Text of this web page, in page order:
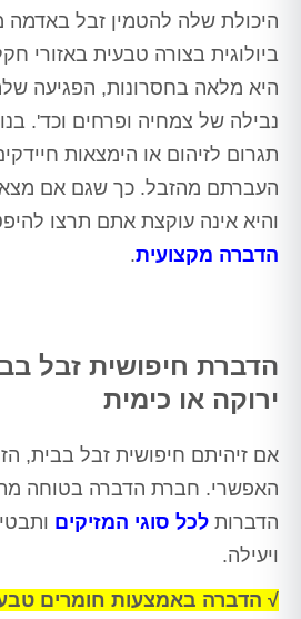
היכולת שלה להטמין זבל
ביולוגית בצורה טבעית באזורי
היא מלאה בחסרונות, הפגיעה
נבילה של צמחיה ופרחים וכד'.
תגרום לזיהום או הימצאות
העברתם מהזבל. כך שגם אם
והיא אינה עוקצת אתם תרצו
הדברה מקצועית.
הדברת חיפושית זבל
ירוקה או כימית
אם זיהיתם חיפושית זבל בבית,
האפשרי. חברת הדברה בטוחה
הדברות לכל סוגי המזיקים
ויעילה.
√ הדברה באמצעות חומרים